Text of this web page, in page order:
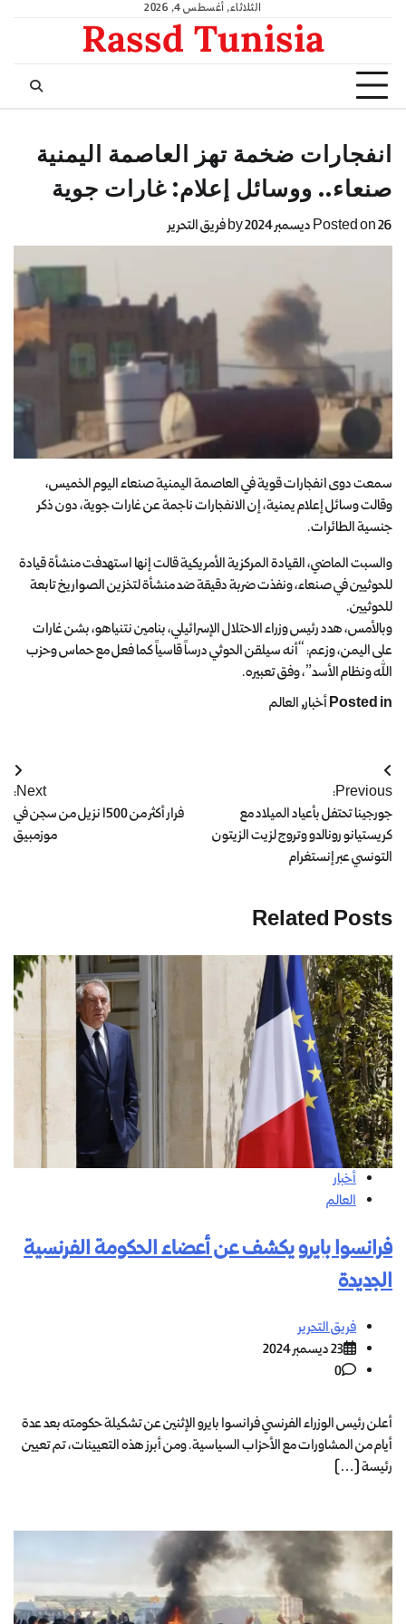
الثلاثاء, أغسطس 4, 2026
Rassd Tunisia
انفجارات ضخمة تهز العاصمة اليمنية
صنعاء.. ووسائل إعلام: غارات جوية
Posted on26 ديسمبر 2024 فريق التحرير
سمعت دوى انفجارات قوية في العاصمة اليمنية صنعاء اليوم الخميس،
وقالت وسائل إعلام يمنية، إن الانفجارات ناجمة عن غارات جوية، دون ذكر
جنسية الطائرات.
والسبت الماضي، القيادة المركزية الأمريكية قالت إنها استهدفت منشأة قيادة
للحوثيين في صنعاء، ونفذت ضربة دقيقة ضد منشأة لتخزين الصواريخ تابعة
للحوثيين.
وبالأمس، هدد رئيس وزراء الاحتلال الإسرائيلي، بنامين نتنياهو، بشن غارات
على اليمن، وزعم: “أنه سيلقن الحوثي درساً قاسياً كما فعل مع حماس وحزب
الله ونظام الأسد”، وفق تعبيره.
Posted inأخبار,العالم
Previous:
جورجينا تحتفل بأعياد الميلاد مع
كريستيانو رونالدو وتروج لزيت الزيتون
التونسي عبر إنستغرام
Next:
فرار أكثر من 1500 نزيل من سجن في
موزمبيق
Related Posts
أخبار
العالم
فرانسوا بايرو يكشف عن أعضاء الحكومة الفرنسية
الجديدة
فريق التحرير
23 ديسمبر 2024
0
أعلن رئيس الوزراء الفرنسي فرانسوا بايرو الإثنين عن تشكيلة حكومته بعد عدة
أيام من المشاورات مع الأحزاب السياسية. ومن أبرز هذه التعيينات، تم تعيين
رئيسة […]